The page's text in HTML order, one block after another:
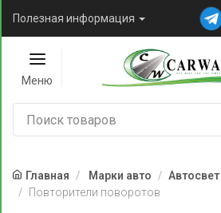
Полезная информация
Меню
Главная Марки авто
Автосвет
Повторители поворотов